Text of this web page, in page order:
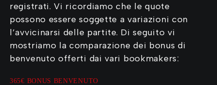
registrati. Vi ricordiamo che le quote
possono essere soggette a variazioni con
l’avvicinarsi delle partite. Di seguito vi
mostriamo la comparazione dei bonus di
benvenuto offerti dai vari bookmakers:
365€ BONUS BENVENUTO